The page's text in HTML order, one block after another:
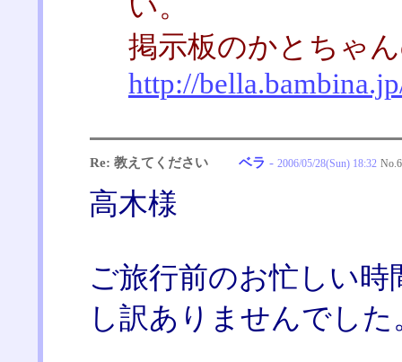
掲示板のかとちゃ
http://
Re: 教えてください ベラ - 2006/05/28(Sun) 18:32 No.
高木様
ご旅行前のお忙しい
し訳ありませんでした